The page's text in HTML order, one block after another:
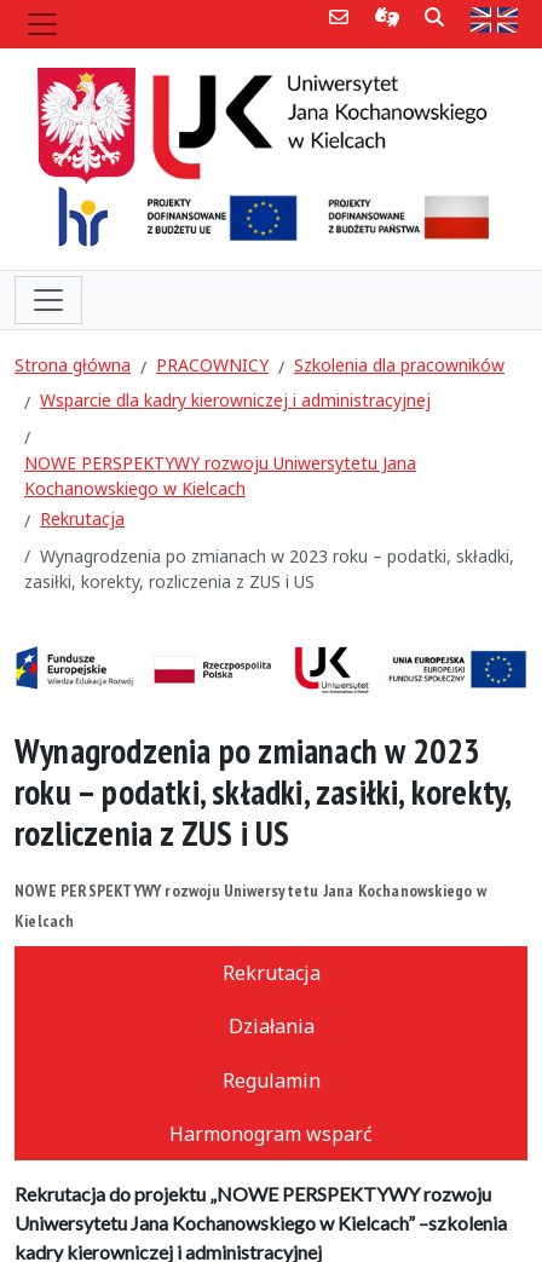
Poczta e-mailInformacje dla
Szukaj
Strona główna PRACOWNICY
Szkolenia dla pracowników
Wsparcie dla kadry kierowniczej i administracyjnej
NOWE PERSPEKTYWY rozwoju Uniwersytetu Jana
Kochanowskiego w Kielcach
Rekrutacja
Wynagrodzenia po zmianach w 2023 roku – podatki, składki,
zasiłki, korekty, rozliczenia z ZUS i US
Wynagrodzenia po zmianach w 2023
roku – podatki, składki, zasiłki, korekty,
rozliczenia z ZUS i US
NOWE PERSPEKTYWY rozwoju Uniwersytetu Jana Kochanowskiego w
Kielcach
Rekrutacja
Działania
Regulamin
Harmonogram wsparć
Rekrutacja do projektu „NOWE PERSPEKTYWY rozwoju
Uniwersytetu Jana Kochanowskiego w Kielcach” –szkolenia
kadry kierowniczej i administracyjnej